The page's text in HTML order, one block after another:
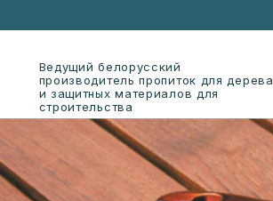
Ведущий белорусский
производитель пропиток для дерева
и защитных материалов для
строительства